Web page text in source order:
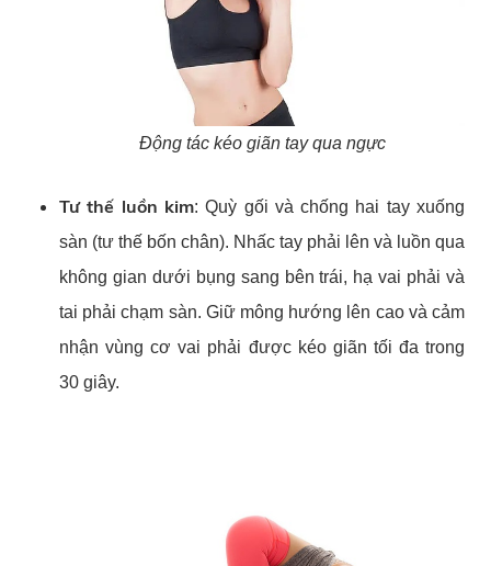
Động tác kéo giãn tay qua ngực
Tư thế luồn kim: Quỳ gối và chống hai tay xuống
sàn (tư thế bốn chân). Nhấc tay phải lên và luồn qua
không gian dưới bụng sang bên trái, hạ vai phải và
tai phải chạm sàn. Giữ mông hướng lên cao và cảm
nhận vùng cơ vai phải được kéo giãn tối đa trong
30 giây.